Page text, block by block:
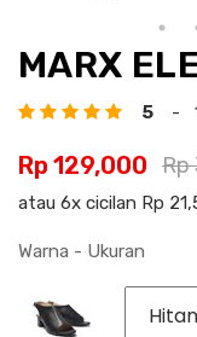
MARX
5 -
Rp 129,000 Rp
atau 6x cicilan Rp
Warna - Ukuran